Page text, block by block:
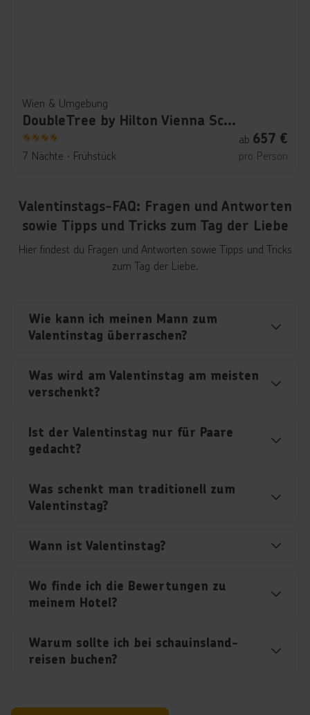
Wien & Umgebung
DoubleTree by Hilton Vienna Schonbrunn
4
7 Nächte ∙ Frühstück
ab 657 €
pro Person
Valentinstags-FAQ: Fragen und Antworten
sowie Tipps und Tricks zum Tag der Liebe
Hier findest du Fragen und Antworten sowie Tipps und Tricks
zum Tag der Liebe.
Wie kann ich meinen Mann zum
Valentinstag überraschen?
Was wird am Valentinstag am meisten
verschenkt?
Ist der Valentinstag nur für Paare
gedacht?
Was schenkt man traditionell zum
Valentinstag?
Wann ist Valentinstag?
Wo finde ich die Bewertungen zu
meinem Hotel?
Warum sollte ich bei schauinsland-
reisen buchen?